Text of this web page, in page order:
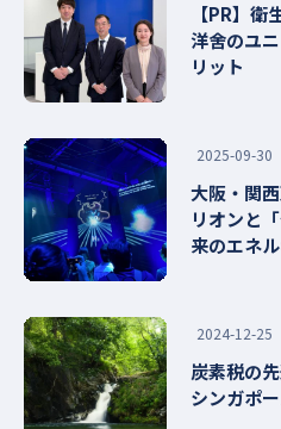
【PR】
洋舍のユ
リット
2025-09-30
大阪・関
リオンと
来のエネ
2024-12-25
炭素税の
シンガポ